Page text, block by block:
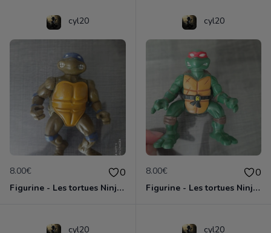
cyl20
8.00€ 0
Figurine - Les tortues Ninja - Donatello
cyl20
8.00€ 0
Figurine - Les tortues Ninja - Raphael
cyl20 cyl20